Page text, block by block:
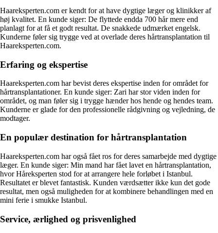
Haareksperten.com er kendt for at have dygtige læger og klinikker af
høj kvalitet. En kunde siger: De flyttede endda 700 hår mere end
planlagt for at få et godt resultat. De snakkede udmærket engelsk.
Kunderne føler sig trygge ved at overlade deres hårtransplantation til
Haareksperten.com.
Erfaring og ekspertise
Haareksperten.com har bevist deres ekspertise inden for området for
hårtransplantationer. En kunde siger: Zari har stor viden inden for
området, og man føler sig i trygge hænder hos hende og hendes team.
Kunderne er glade for den professionelle rådgivning og vejledning, de
modtager.
En populær destination for hårtransplantation
Haareksperten.com har også fået ros for deres samarbejde med dygtige
læger. En kunde siger: Min mand har fået lavet en hårtransplantation,
hvor Håreksperten stod for at arrangere hele forløbet i Istanbul.
Resultatet er blevet fantastisk. Kunden værdsætter ikke kun det gode
resultat, men også muligheden for at kombinere behandlingen med en
mini ferie i smukke Istanbul.
Service, ærlighed og prisvenlighed